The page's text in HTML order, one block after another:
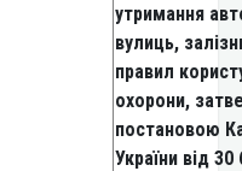
утримання
вулиць,
правил
охорони,
постановою
України від